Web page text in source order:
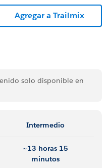
Agregar a Trailmix
solo disponible en
Intermedio
~13 horas 15
minutos